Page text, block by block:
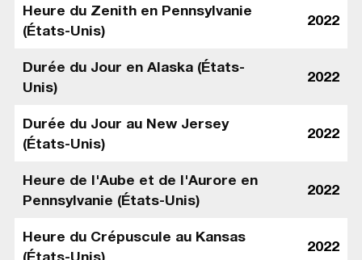
Heure du Zenith en Pennsylvanie
(États-Unis)
2022
Durée du Jour en Alaska (États-
Unis)
2022
Durée du Jour au New Jersey
(États-Unis)
2022
Heure de l'Aube et de l'Aurore en
Pennsylvanie (États-Unis)
2022
Heure du Crépuscule au Kansas
(États-Unis)
2022